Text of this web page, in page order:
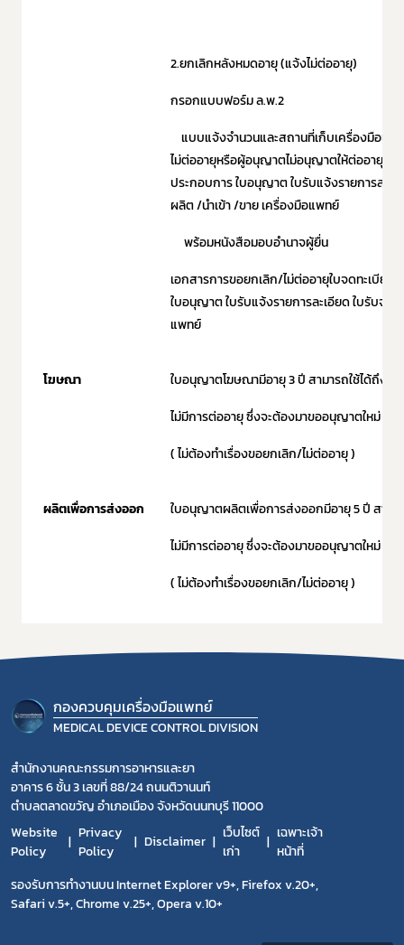
2.ยกเลิกหลังหมดอายุ (แจ้งไม่ต่ออายุ)
กรอกแบบฟอร์ม ล.พ.2
แบบแจ้งจำนวนและสถานที่เก็บเครื่องมือแพ
ไม่ต่ออายุหรือผู้อนุญาตไม่อนุญาตให้ต่ออายุใบ
ประกอบการ ใบอนุญาต ใบรับแจ้งรายการละเ
ผลิต /นำเข้า /ขาย เครื่องมือแพทย์
พร้อมหนังสือมอบอำนาจผู้ยื่น
เอกสารการขอยกเลิก/ไม่ต่ออายุใบจดทะเบียน
ใบอนุญาต ใบรับแจ้งรายการละเอียด ใบรับจด
แพทย์
โฆษณา
ใบอนุญาตโฆษณามีอายุ 3 ปี สามารถใช้ได้ถึงวั
ไม่มีการต่ออายุ ซึ่งจะต้องมาขออนุญาตใหม่
( ไม่ต้องทำเรื่องขอยกเลิก/ไม่ต่ออายุ )
ผลิตเพื่อการส่งออก
ใบอนุญาตผลิตเพื่อการส่งออกมีอายุ 5 ปี สามา
ไม่มีการต่ออายุ ซึ่งจะต้องมาขออนุญาตใหม่
( ไม่ต้องทำเรื่องขอยกเลิก/ไม่ต่ออายุ )
กองควบคุมเครื่องมือแพทย์
MEDICAL DEVICE CONTROL DIVISION
สำนักงานคณะกรรมการอาหารและยา
อาคาร 6 ชั้น 3 เลขที่ 88/24 ถนนติวานนท์
ตำบลตลาดขวัญ อำเภอเมือง จังหวัดนนทบุรี 11000
Website
Policy
Privacy
Policy
Disclaimer
เว็บไซต์
เก่า
เฉพาะเจ้า
หน้าที่
รองรับการทำงานบน Internet Explorer v9+, Firefox v.20+,
Safari v.5+, Chrome v.25+, Opera v.10+